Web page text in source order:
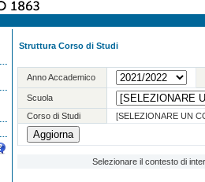
Struttura Corso di Studi
Anno Accademico
Scuola
Corso di Studi
[SELEZIONARE UN
Selezionare il contesto di